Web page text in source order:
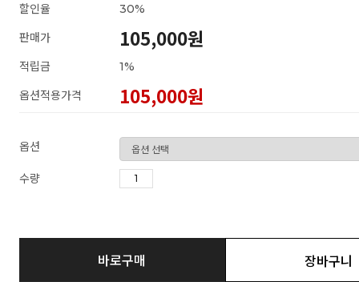
할인율
30%
판매가
105,000원
적립금
1%
옵션적용가격
105,000원
옵션
수량
바로구매 장바구니